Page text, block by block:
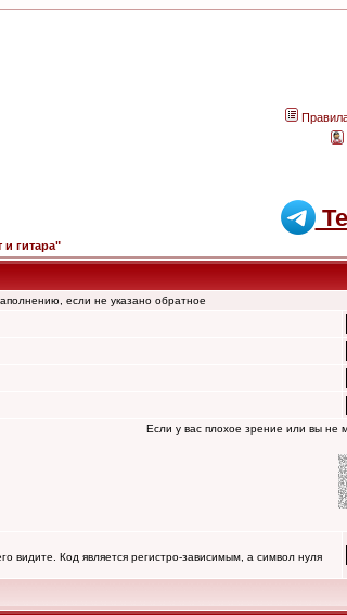
гитара"
если не указано обратное
Если у вас плохое зрение или вы не
видите. Код является регистро-зависимым, а символ нуля